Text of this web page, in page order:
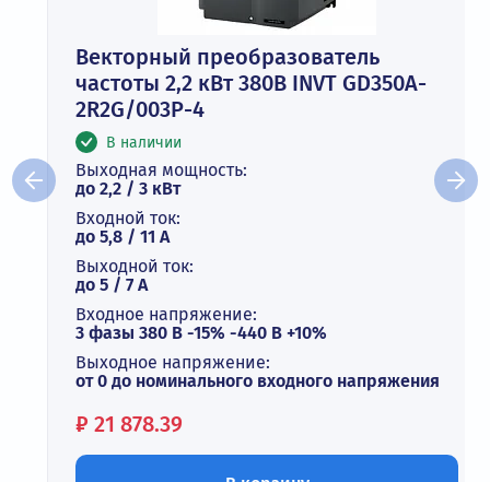
Векторный преобразователь
частоты 2,2 кВт 380В INVT GD350A-
2R2G/003P-4
В наличии
Выходная мощность:
до 2,2 / 3 кВт
Входной ток:
до 5,8 / 11 А
Выходной ток:
до 5 / 7 A
Входное напряжение:
3 фазы 380 В -15% -440 В +10%
Выходное напряжение:
от 0 до номинального входного напряжения
Цена:
₽ 21 878.39